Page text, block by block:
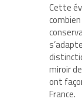
Cette
miroir
ont
France.